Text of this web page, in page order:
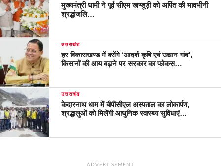
मुख्यमंत्री धामी ने पूर्व सीएम खण्डूड़ी को अर्पित की भावभीनी
श्रद्धांजलि…
उत्तराखंड
हर विकासखण्ड में बसेंगे ‘आदर्श कृषि एवं उद्यान गांव’,
किसानों की आय बढ़ाने पर सरकार का फोकस…
उत्तराखंड
केदारनाथ धाम में बीपीसीएल अस्पताल का लोकार्पण,
श्रद्धालुओं को मिलेंगी आधुनिक स्वास्थ्य सुविधाएं…
ADVERTISEMENT